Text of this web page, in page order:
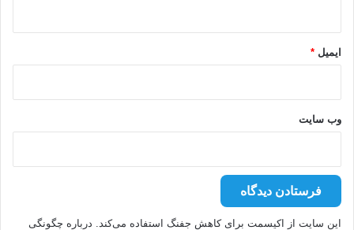
ایمیل *
وب‌ سایت
این سایت از اکیسمت برای کاهش جفنگ استفاده می‌کند. درباره چگونگی